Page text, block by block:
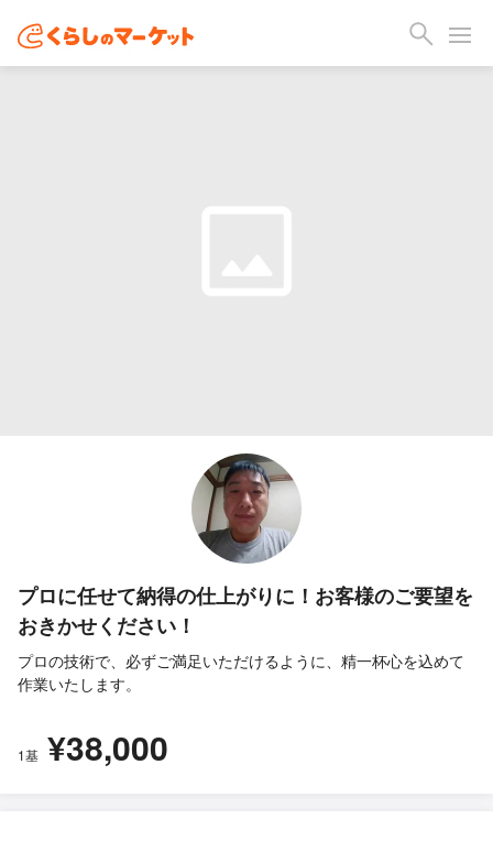
プロに任せて納得の仕上がりに！お客様のご要望を
おきかせください！
プロの技術で、必ずご満足いただけるように、精一杯心を込めて
作業いたします。
1基 ¥38,000